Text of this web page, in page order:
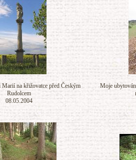
Marií na křižovatce před Českým
Rudolcem
08.05.2004
Moje